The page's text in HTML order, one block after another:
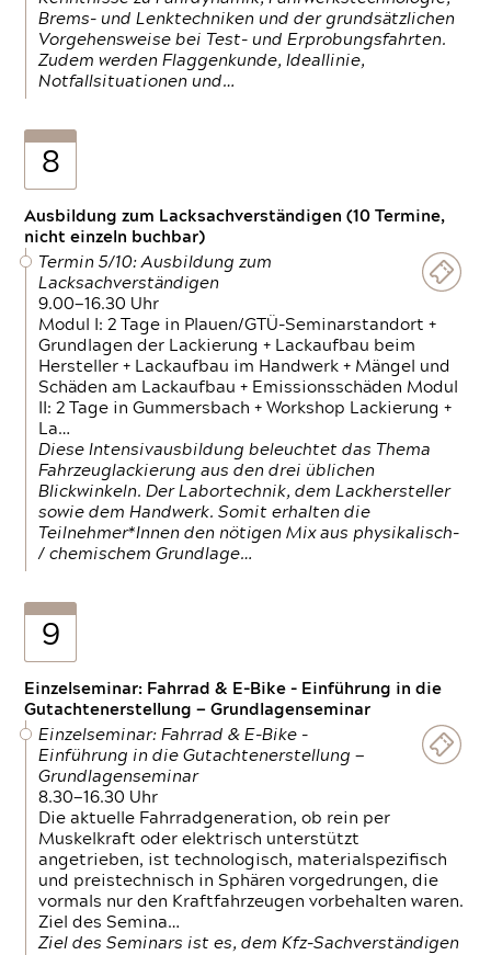
Brems- und Lenktechniken und der grundsätzlichen
Vorgehensweise bei Test- und Erprobungsfahrten.
Zudem werden Flaggenkunde, Ideallinie,
Notfallsituationen und…
8
Ausbildung zum Lacksachverständigen (10 Termine,
nicht einzeln buchbar)
Termin 5/10: Ausbildung zum
Lacksachverständigen
9.00—16.30 Uhr
Modul I: 2 Tage in Plauen/GTÜ-Seminarstandort +
Grundlagen der Lackierung + Lackaufbau beim
Hersteller + Lackaufbau im Handwerk + Mängel und
Schäden am Lackaufbau + Emissionsschäden Modul
II: 2 Tage in Gummersbach + Workshop Lackierung +
La…
Diese Intensivausbildung beleuchtet das Thema
Fahrzeuglackierung aus den drei üblichen
Blickwinkeln. Der Labortechnik, dem Lackhersteller
sowie dem Handwerk. Somit erhalten die
Teilnehmer*Innen den nötigen Mix aus physikalisch-
/ chemischem Grundlage…
9
Einzelseminar: Fahrrad & E-Bike - Einführung in die
Gutachtenerstellung — Grundlagenseminar
Einzelseminar: Fahrrad & E-Bike -
Einführung in die Gutachtenerstellung —
Grundlagenseminar
8.30—16.30 Uhr
Die aktuelle Fahrradgeneration, ob rein per
Muskelkraft oder elektrisch unterstützt
angetrieben, ist technologisch, materialspezifisch
und preistechnisch in Sphären vorgedrungen, die
vormals nur den Kraftfahrzeugen vorbehalten waren.
Ziel des Semina…
Ziel des Seminars ist es, dem Kfz-Sachverständigen